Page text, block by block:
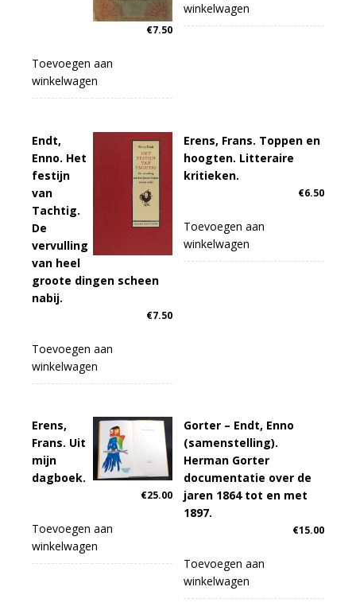
€7.50
Toevoegen aan
winkelwagen
winkelwagen
Endt,
Enno. Het
festijn
van
Tachtig.
De
vervulling
van heel
groote dingen scheen
nabij.
€7.50
Toevoegen aan
winkelwagen
Erens, Frans. Toppen en
hoogten. Litteraire
kritieken.
€6.50
Toevoegen aan
winkelwagen
Erens,
Frans. Uit
mijn
dagboek.
€25.00
Toevoegen aan
winkelwagen
Gorter – Endt, Enno
(samenstelling).
Herman Gorter
documentatie over de
jaren 1864 tot en met
1897.
€15.00
Toevoegen aan
winkelwagen